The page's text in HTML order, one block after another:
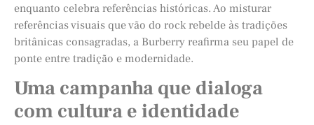
enquanto celebra referências históricas. Ao misturar
referências visuais que vão do rock rebelde às tradições
britânicas consagradas, a Burberry reafirma seu papel de
ponte entre tradição e modernidade.
Uma campanha que dialoga
com cultura e identidade